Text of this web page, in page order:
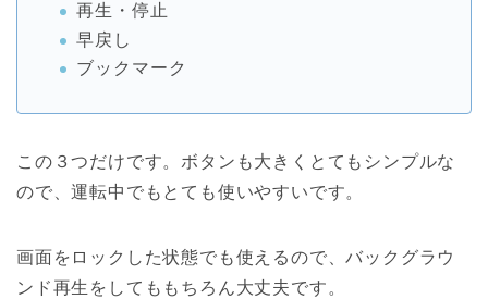
再生・停止
早戻し
ブックマーク
この３つだけです。ボタンも大きくとてもシンプルな
ので、運転中でもとても使いやすいです。
画面をロックした状態でも使えるので、バックグラウ
ンド再生をしてももちろん大丈夫です。